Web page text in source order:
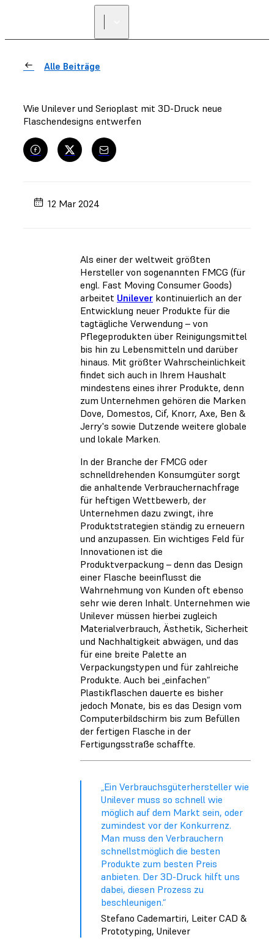
Alle Beiträge
Wie Unilever und Serioplast mit 3D-Druck neue
Flaschendesigns entwerfen
12 Mar 2024
Als einer der weltweit größten
Hersteller von sogenannten FMCG (für
engl. Fast Moving Consumer Goods)
arbeitet Unilever kontinuierlich an der
Entwicklung neuer Produkte für die
tagtägliche Verwendung – von
Pflegeprodukten über Reinigungsmittel
bis hin zu Lebensmitteln und darüber
hinaus. Mit größter Wahrscheinlichkeit
findet sich auch in Ihrem Haushalt
mindestens eines ihrer Produkte, denn
zum Unternehmen gehören die Marken
Dove, Domestos, Cif, Knorr, Axe, Ben &
Jerry's sowie Dutzende weitere globale
und lokale Marken.
In der Branche der FMCG oder
schnelldrehenden Konsumgüter sorgt
die anhaltende Verbrauchernachfrage
für heftigen Wettbewerb, der
Unternehmen dazu zwingt, ihre
Produktstrategien ständig zu erneuern
und anzupassen. Ein wichtiges Feld für
Innovationen ist die
Produktverpackung – denn das Design
einer Flasche beeinflusst die
Wahrnehmung von Kunden oft ebenso
sehr wie deren Inhalt. Unternehmen wie
Unilever müssen hierbei zugleich
Materialverbrauch, Ästhetik, Sicherheit
und Nachhaltigkeit abwägen, und das
für eine breite Palette an
Verpackungstypen und für zahlreiche
Produkte. Auch bei „einfachen“
Plastikflaschen dauerte es bisher
jedoch Monate, bis es das Design vom
Computerbildschirm bis zum Befüllen
der fertigen Flasche in der
Fertigungsstraße schaffte.
„Ein Verbrauchsgüterhersteller wie
Unilever muss so schnell wie
möglich auf dem Markt sein, oder
zumindest vor der Konkurrenz.
Man muss den Verbrauchern
schnellstmöglich die besten
Produkte zum besten Preis
anbieten. Der 3D-Druck hilft uns
dabei, diesen Prozess zu
beschleunigen.“
Stefano Cademartiri, Leiter CAD &
Prototyping, Unilever